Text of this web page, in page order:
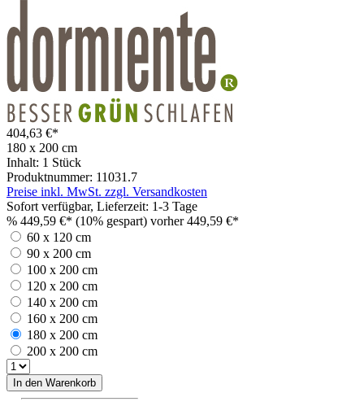
404,63 €*
180 x 200 cm
Inhalt: 1 Stück
Produktnummer: 11031.7
Preise inkl. MwSt. zzgl. Versandkosten
Sofort verfügbar, Lieferzeit: 1-3 Tage
% 449,59 €* (10% gespart) vorher 449,59 €*
60 x 120 cm
90 x 200 cm
100 x 200 cm
120 x 200 cm
140 x 200 cm
160 x 200 cm
180 x 200 cm
200 x 200 cm
In den Warenkorb